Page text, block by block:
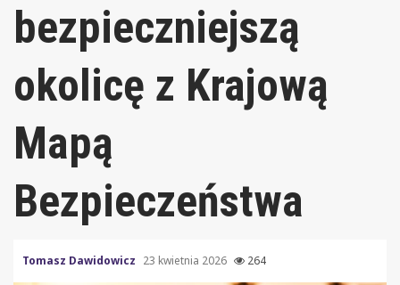
bezpieczniejszą
okolicę z Krajową
Mapą
Bezpieczeństwa
Tomasz Dawidowicz 23 kwietnia 2026 264